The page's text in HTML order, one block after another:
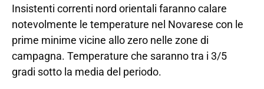
Insistenti correnti nord orientali faranno calare
notevolmente le temperature nel Novarese con le
prime minime vicine allo zero nelle zone di
campagna. Temperature che saranno tra i 3/5
gradi sotto la media del periodo.